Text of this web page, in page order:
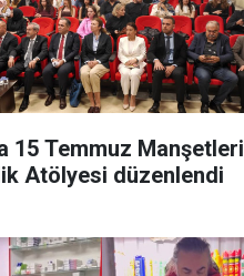
15 Temmuz Manşetleri
Atölyesi düzenlendi